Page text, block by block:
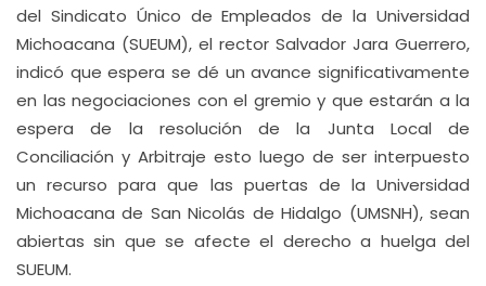
del Sindicato Único de Empleados de la Universidad
Michoacana (SUEUM), el rector Salvador Jara Guerrero,
indicó que espera se dé un avance significativamente
en las negociaciones con el gremio y que estarán a la
espera de la resolución de la Junta Local de
Conciliación y Arbitraje esto luego de ser interpuesto
un recurso para que las puertas de la Universidad
Michoacana de San Nicolás de Hidalgo (UMSNH), sean
abiertas sin que se afecte el derecho a huelga del
SUEUM.